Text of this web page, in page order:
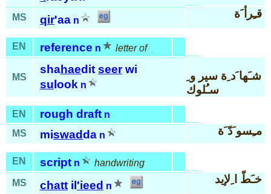
MS qir'aa n
قـِرأ َة
EN reference n letter of
MS
shahaedit seerwi
su look n
شـَها َد ِة سير و ِ
سـُلوك
EN rough draft n
MS
miswadda n مـِسو َدّ َة
EN script n
handwriting
MS
chatt il 'ieed n
خـَطّ ا ِلإيد